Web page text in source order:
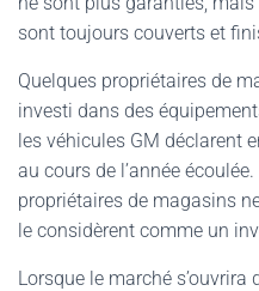
sont toujours couverts et
Quelques propriétaires de
investi dans des
les véhicules GM déclarent
au cours de l’année
propriétaires de magasins
le considèrent comme un
Lorsque le marché